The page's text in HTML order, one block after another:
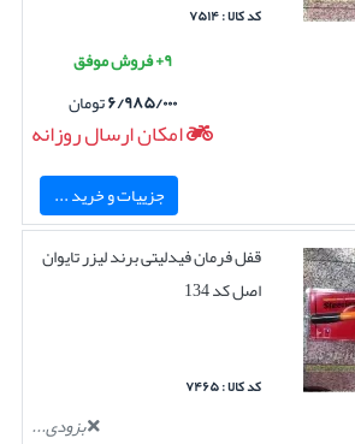
کد کالا : ۷۵۱۴
۹+ فروش موفق
۶/۹۸۵/۰۰۰تومان
امکان ارسال روزانه
جزییات و خرید ...
قفل فرمان فیدلیتی برند لیزر تایوان
اصل کد 134
کد کالا : ۷۴۶۵
بزودی...